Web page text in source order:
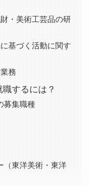
・美術工芸品の研
基づく活動に関す
務
職するには？
募集職種
（東洋美術・東洋